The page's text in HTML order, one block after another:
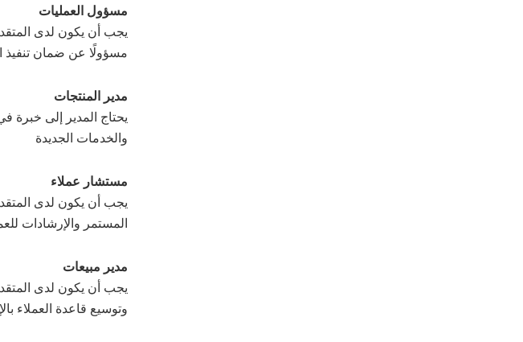
مسؤول العمليات
يجب أن يكون لدى
مسؤولًا عن ضمان تنفيذ
مدير المنتجات
يحتاج المدير إلى خبرة
والخدمات الجديدة
مستشار عملاء
يجب أن يكون لدى
المستمر والإرشادات
مدير مبيعات
يجب أن يكون لدى
وتوسيع قاعدة العملاء